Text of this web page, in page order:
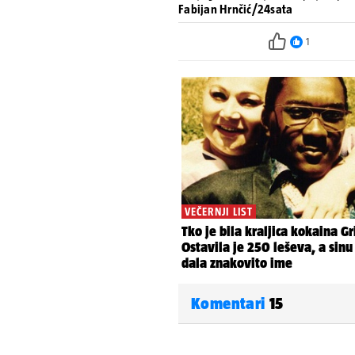
Fabijan Hrnčić/24sata
1
Komentari 15